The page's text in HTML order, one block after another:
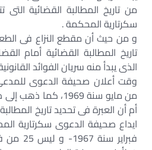
من تاريخ المطالبة القضائية
سكرتارية المحكمة .
و من حيث أن مقطع النزاع فى
تاريخ المطالبة القضائية أمام
الذى يبدأ منه سريان الفوائد
من مايو سنة 1969،
أم أن العبرة فى تحديد تاريخ